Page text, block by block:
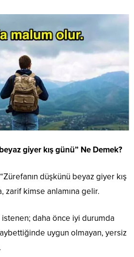
giyer kış günü” Ne Demek?
düşkünü beyaz giyer kış
zarif kimse anlamına gelir.
daha önce iyi durumda
uygun olmayan, yersiz